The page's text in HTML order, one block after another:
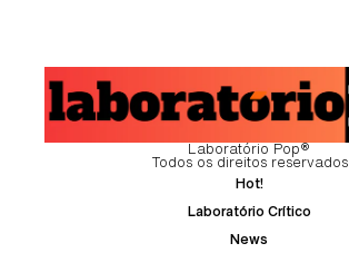
Laboratório Pop®
Todos os direitos reservados
Hot!
Laboratório Crítico
News